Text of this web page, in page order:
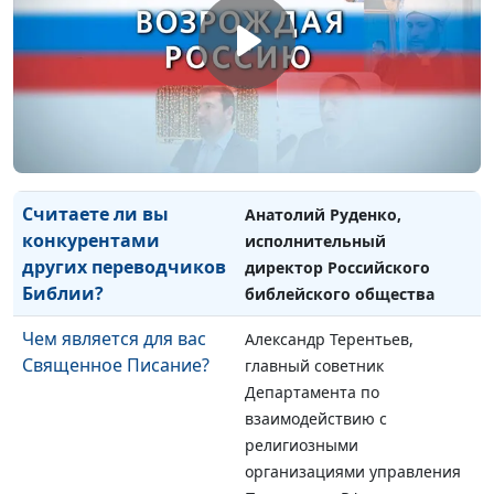
Федерации Федерального
Собрания РФ
Правильно ли слушать
Библию между делом?
Анатолий Руденко,
исполнительный директор
Российского библейского
общества
Считаете ли вы
конкурентами
других переводчиков
Библии?
Анатолий Руденко,
исполнительный
директор Российского
библейского общества
Чем является для вас
Священное Писание?
Александр Терентьев,
главный советник
Департамента по
взаимодействию с
религиозными
организациями управления